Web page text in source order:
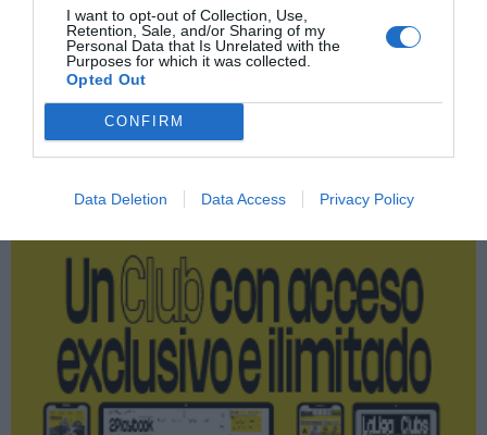
I want to opt-out of Collection, Use,
Retention, Sale, and/or Sharing of my
Personal Data that Is Unrelated with the
Purposes for which it was collected.
Opted Out
CONFIRM
Data Deletion Data Access Privacy Policy
Valencia CF
2Playbook Club